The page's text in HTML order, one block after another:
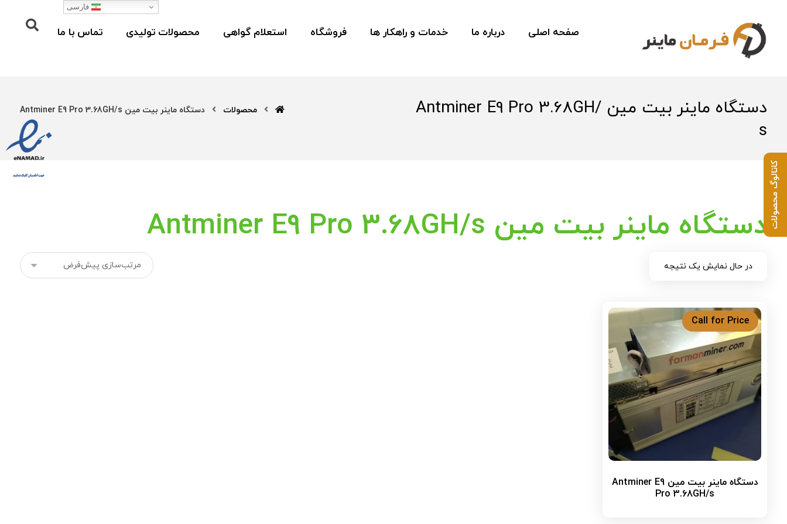
صفحه اصلی درباره ما خدمات و راهکار ها فروشگاه استعلام گواهی محصولات تولیدی تماس با ما
دستگاه ماینر بیت مین Antminer E9 Pro 3.68GH/
s
محصولات دستگاه ماینر بیت مین Antminer E9 Pro 3.68GH/s
دستگاه ماینر بیت مین Antminer E9 Pro 3.68GH/s
در حال نمایش یک نتیجه
دستگاه ماینر بیت مین Antminer E9
Pro 3.68GH/s
Call for Price
فارسی
کاتالوگ محصولات